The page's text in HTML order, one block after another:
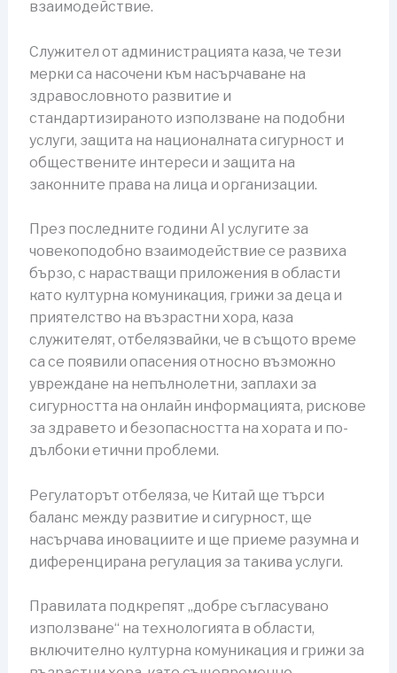
взаимодействие.
Служител от администрацията каза, че тези
мерки са насочени към насърчаване на
здравословното развитие и
стандартизираното използване на подобни
услуги, защита на националната сигурност и
обществените интереси и защита на
законните права на лица и организации.
През последните години AI услугите за
човекоподобно взаимодействие се развиха
бързо, с нарастващи приложения в области
като културна комуникация, грижи за деца и
приятелство на възрастни хора, каза
служителят, отбелязвайки, че в същото време
са се появили опасения относно възможно
увреждане на непълнолетни, заплахи за
сигурността на онлайн информацията, рискове
за здравето и безопасността на хората и по-
дълбоки етични проблеми.
Регулаторът отбеляза, че Китай ще търси
баланс между развитие и сигурност, ще
насърчава иновациите и ще приеме разумна и
диференцирана регулация за такива услуги.
Правилата подкрепят „добре съгласувано
използване“ на технологията в области,
включително културна комуникация и грижи за